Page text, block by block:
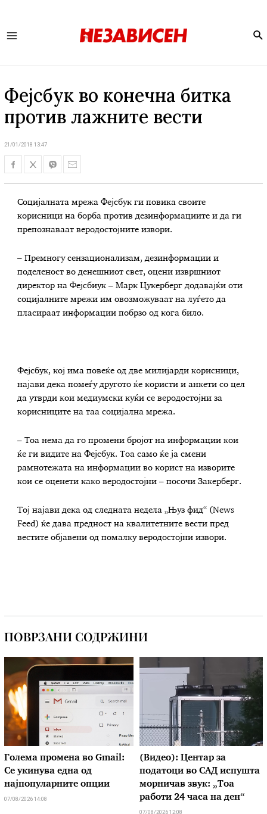
Фејсбук во конечна битка
против лажните вести
21/01/2018 13:47
Социјалната мрежа Фејсбук ги повика своите
корисници на борба против дезинформациите и да ги
препознаваат веродостојните извори.
– Премногу сензационализам, дезинформации и
поделеност во денешниот свет, оцени извршниот
директор на Фејсбиук – Марк Цукерберг додавајќи оти
социјалните мрежи им овозможуваат на луѓето да
пласираат информации побрзо од кога било.
Фејсбук, кој има повеќе од две милијарди корисници,
најави дека помеѓу другото ќе користи и анкети со цел
да утврди кои медиумски куќи се веродостојни за
корисниците на таа социјална мрежа.
– Тоа нема да го промени бројот на информации кои
ќе ги видите на Фејсбук. Тоа само ќе ја смени
рамнотежата на информации во корист на изворите
кои се оценети како веродостојни – посочи Закерберг.
Тој најави дека од следната недела „Њуз фид“ (News
Feed) ќе дава предност на квалитетните вести пред
вестите објавени од помалку веродостојни извори.
ПОВРЗАНИ СОДРЖИНИ
Голема промена во Gmail:
Се укинува една од
најпопуларните опции
07/08/2026 14:08
(Видео): Центар за
податоци во САД испушта
морничав звук: „Тоа
работи 24 часа на ден“
07/08/2026 12:08